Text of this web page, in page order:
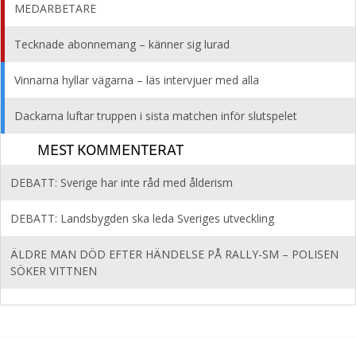
MEDARBETARE
Tecknade abonnemang – känner sig lurad
Vinnarna hyllar vägarna – läs intervjuer med alla
Dackarna luftar truppen i sista matchen inför slutspelet
MEST KOMMENTERAT
DEBATT: Sverige har inte råd med ålderism
DEBATT: Landsbygden ska leda Sveriges utveckling
ÄLDRE MAN DÖD EFTER HÄNDELSE PÅ RALLY-SM – POLISEN
SÖKER VITTNEN